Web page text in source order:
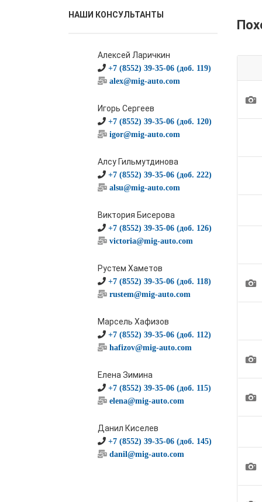
НАШИ КОНСУЛЬТАНТЫ
Алексей Ларичкин
+7 (8552) 39-35-06 (доб. 119)
alex@mig-auto.com
Игорь Сергеев
+7 (8552) 39-35-06 (доб. 120)
igor@mig-auto.com
Алсу Гильмутдинова
+7 (8552) 39-35-06 (доб. 222)
alsu@mig-auto.com
Виктория Бисерова
+7 (8552) 39-35-06 (доб. 126)
victoria@mig-auto.com
Рустем Хаметов
+7 (8552) 39-35-06 (доб. 118)
rustem@mig-auto.com
Марсель Хафизов
+7 (8552) 39-35-06 (доб. 112)
hafizov@mig-auto.com
Елена Зимина
+7 (8552) 39-35-06 (доб. 115)
elena@mig-auto.com
Данил Киселев
+7 (8552) 39-35-06 (доб. 145)
danil@mig-auto.com
1
1
1
1
1